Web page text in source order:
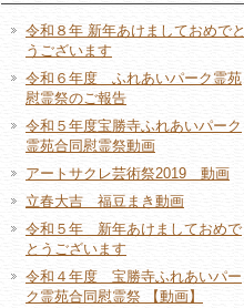
令和８年 新年あけましておめでと
うございます
令和６年度 ふれあいパーク霊苑
慰霊祭のご報告
令和５年度宝勝寺ふれあいパーク
霊苑合同慰霊祭動画
アートサクレ芸術祭2019 動画
立春大吉 福豆まき動画
令和５年 新年あけましておめで
とうございます
令和４年度 宝勝寺ふれあいパー
ク霊苑合同慰霊祭 【動画】